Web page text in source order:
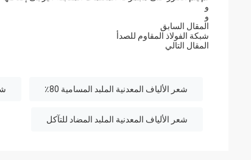
و
و
المقال السابق
شبكة الفولاذ المقاوم للصدأ
المقال التالي
شعر الألياف المعدنية الملبد المسامية 80٪
شعر الألياف المعدنية الملبد المضاد للتآكل